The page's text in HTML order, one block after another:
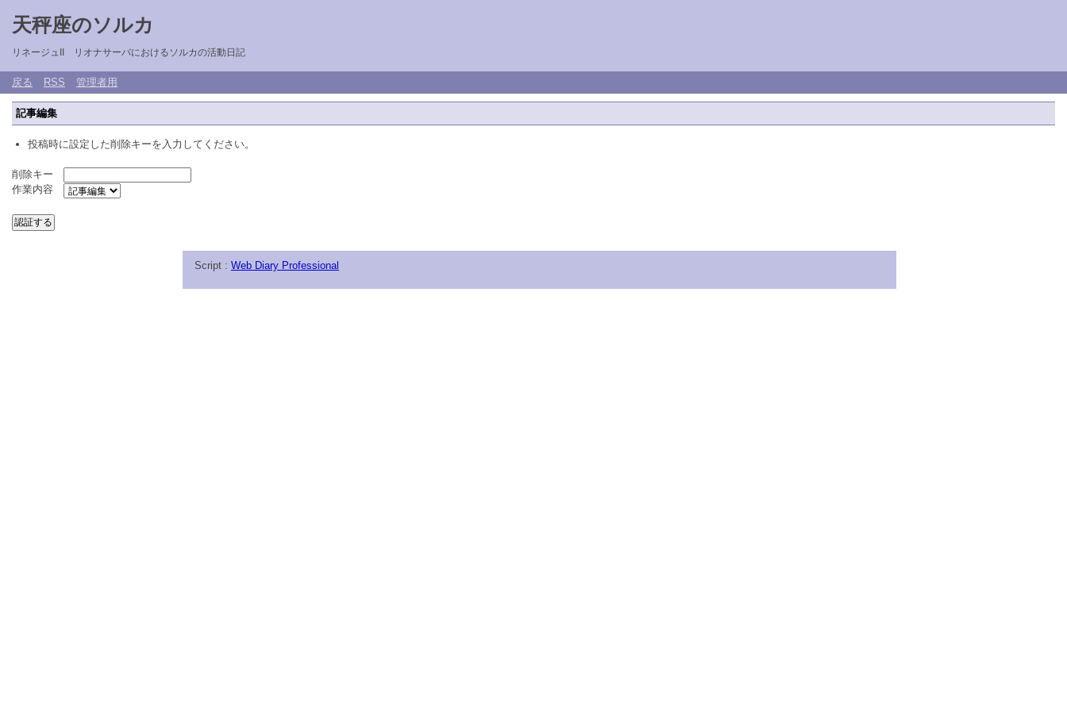
天秤座のソルカ
リネージュII リオナサーバにおけるソルカの活動日記
戻る RSS 管理者用
記事編集
投稿時に設定した削除キーを入力してください。
削除キー
作業内容
Script : Web Diary Professional